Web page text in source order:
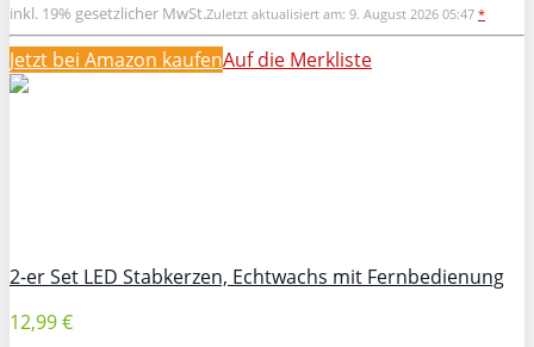
inkl. 19% gesetzlicher MwSt.Zuletzt aktualisiert am: 9. August 2026 05:47 *
Jetzt bei Amazon kaufenAuf die Merkliste
2-er Set LED Stabkerzen, Echtwachs mit Fernbedienung
12,99 €